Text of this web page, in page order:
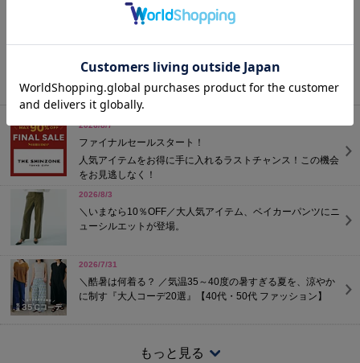
着回せ
このブランドの商品一覧へ
2026/8/7
ファイナルセールスタート！
人気アイテムをお得に手に入れるラストチャンス！この機会
をお見逃しなく！
2026/8/3
＼いまなら10％OFF／大人気アイテム、ベイカーパンツにニ
ューシルエットが登場。
2026/7/31
＼酷暑は何着る？ ／気温35～40度の暑すぎる夏を、涼やか
に制す『大人コーデ20選』【40代・50代 ファッション】
【2026年猛暑対策】35度超えも涼しく！「考えなくても決ま
もっと見る